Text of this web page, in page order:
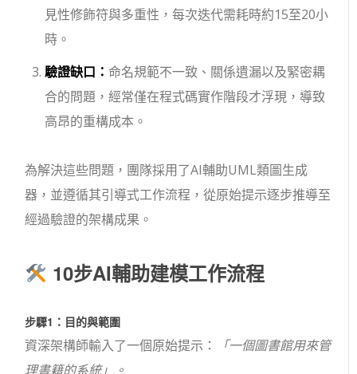
見性修飾符與多重性，每次迭代需耗時約15至20小
時。
驗證缺口：命名規範不一致、關係遺漏以及緊密耦
合的問題，經常僅在程式碼實作階段才浮現，導致
高昂的重構成本。
為解決這些問題，團隊採用了AI輔助UML類圖生成
器，並遵循其引導式工作流程，從原始提示逐步推導至
經過驗證的架構成果。
10步AI輔助建模工作流程
步驟1：目的與範圍
資深架構師輸入了一個原始提示：
「一個圖書館用來管
理書籍的系統」。